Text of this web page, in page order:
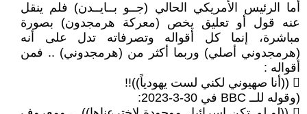
أما الرئيس الأمريكي الحالي (جــو بــايــدن) فلم ينقل
عنه قول أو تعليق يخص (معركة هرمجدون) بصورة
مباشرة، إنما كل أقواله وتصرفاته تدل على أنه
(هرمجدوني أصلي) وربما أكثر من (هرمجدوني) .. فمن
أقواله :
 ((أنا صهيوني لكني لست يهودياً))!!
(وقوله للــ BBC في 30-3-2023: